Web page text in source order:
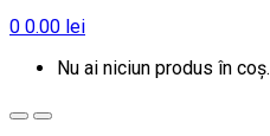
0 0.00 lei
Nu ai niciun produs în coș.